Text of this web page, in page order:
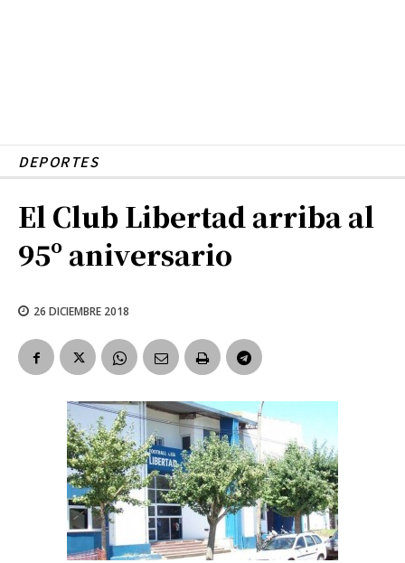
DEPORTES
El Club Libertad arriba al
95º aniversario
26 DICIEMBRE 2018